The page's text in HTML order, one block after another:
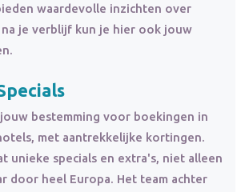
waardevolle inzichten over
na je verblijf kun je hier ook jouw
bestemming voor boekingen in
met aantrekkelijke kortingen.
unieke specials en extra's, niet alleen
door heel Europa. Het team achter